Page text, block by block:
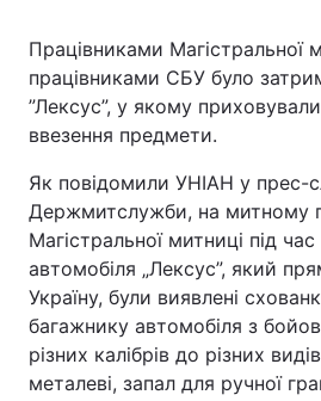
Працівниками Магістральної
працівниками СБУ було
”Лексус”, у якому
ввезення предмети.
Як повідомили УНІАН у прес-
Держмитслужби, на митному
Магістральної митниці під
автомобіля „Лексус”, який
Україну, були виявлені
багажнику автомобіля з
різних калібрів до різних
металеві, запал для ручної